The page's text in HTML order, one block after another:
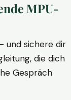
MPU-
und sichere dir
die dich
Gespräch